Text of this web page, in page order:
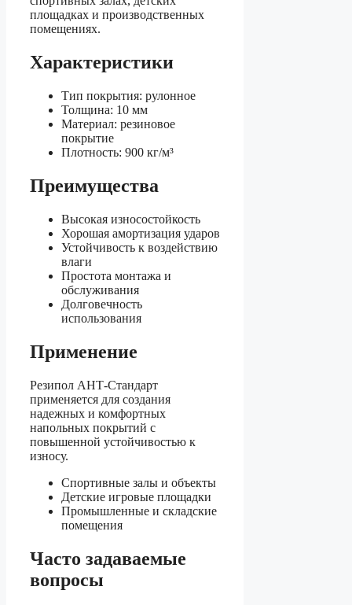
площадках и производственных
помещениях.
Характеристики
Тип покрытия: рулонное
Толщина: 10 мм
Материал: резиновое
покрытие
Плотность: 900 кг/м³
Преимущества
Высокая износостойкость
Хорошая амортизация ударов
Устойчивость к воздействию
влаги
Простота монтажа и
обслуживания
Долговечность
использования
Применение
Резипол АНТ-Стандарт
применяется для создания
надежных и комфортных
напольных покрытий с
повышенной устойчивостью к
износу.
Спортивные залы и объекты
Детские игровые площадки
Промышленные и складские
помещения
Часто задаваемые
вопросы